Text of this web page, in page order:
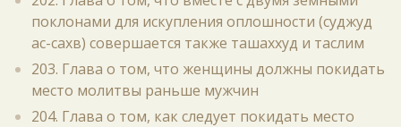
поклонами для искупления оплошности (суджуд
ас-сахв) совершается также ташаххуд и таслим
203. Глава о том, что женщины должны покидать
место молитвы раньше мужчин
204. Глава о том, как следует покидать место